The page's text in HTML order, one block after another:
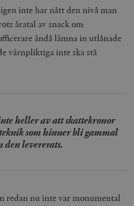
inte har nått den nivå man
åratal av snack om
ändå lämna in utlånade
värnpliktiga inte ska stå
heller av att skattekronor
som hinner bli gammal
den levererats.
redan nu inte var monumental